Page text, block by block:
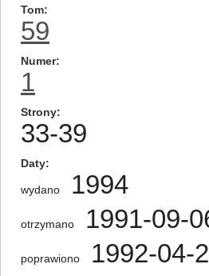
Tom
59
Numer
1
Strony
33-39
Daty
wydano 1994
otrzymano 1991-09-
poprawiono 1992-04-